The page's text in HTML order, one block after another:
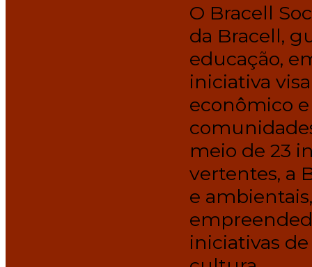
O Bracell
da Bracell,
educação,
iniciativa
econômico
meio de 23
vertentes, a
e
iniciativas